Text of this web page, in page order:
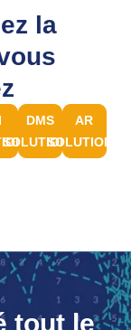
DMS
SOLUTIONS
AR
SOLUTIONS
la
tout le